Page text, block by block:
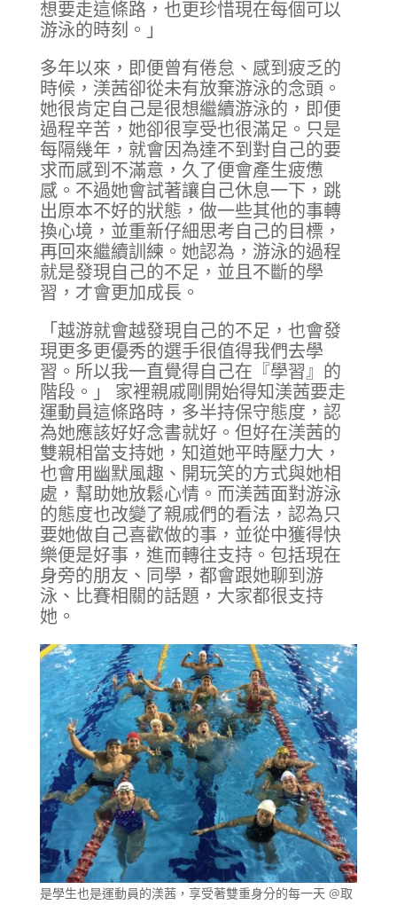
想要走這條路，也更珍惜現在每個可以
游泳的時刻。」
多年以來，即便曾有倦怠、感到疲乏的
時候，渼茜卻從未有放棄游泳的念頭。
她很肯定自己是很想繼續游泳的，即便
過程辛苦，她卻很享受也很滿足。只是
每隔幾年，就會因為達不到對自己的要
求而感到不滿意，久了便會產生疲憊
感。不過她會試著讓自己休息一下，跳
出原本不好的狀態，做一些其他的事轉
換心境，並重新仔細思考自己的目標，
再回來繼續訓練。她認為，游泳的過程
就是發現自己的不足，並且不斷的學
習，才會更加成長。
「越游就會越發現自己的不足，也會發
現更多更優秀的選手很值得我們去學
習。所以我一直覺得自己在『學習』的
階段。」 家裡親戚剛開始得知渼茜要走
運動員這條路時，多半持保守態度，認
為她應該好好念書就好。但好在渼茜的
雙親相當支持她，知道她平時壓力大，
也會用幽默風趣、開玩笑的方式與她相
處，幫助她放鬆心情。而渼茜面對游泳
的態度也改變了親戚們的看法，認為只
要她做自己喜歡做的事，並從中獲得快
樂便是好事，進而轉往支持。包括現在
身旁的朋友、同學，都會跟她聊到游
泳、比賽相關的話題，大家都很支持
她。
是學生也是運動員的渼茜，享受著雙重身分的每一天 @取